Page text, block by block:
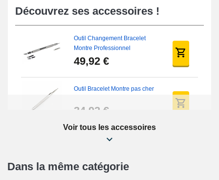
Découvrez ses accessoires !
Outil Changement Bracelet
Montre Professionnel
49,92 €
Outil Bracelet Montre pas cher
34,92 €
Kit Réparation Montre Débutant
16,90 €
Voir tous les accessoires
Dans la même catégorie